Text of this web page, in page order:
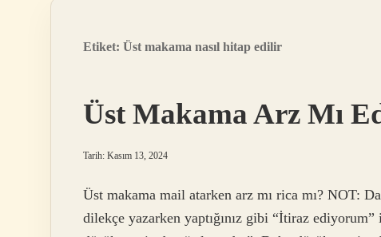
Etiket: Üst makama nasıl hitap edilir
Üst Makama Arz Mı
Tarih: Kasım 13, 2024
Üst makama mail atarken arz mı rica mı? NOT:
dilekçe yazarken yaptığınız gibi “İtiraz